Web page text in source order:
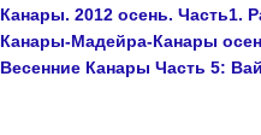
Канары. 2012 осень. Часть1.
Канары-Мадейра-Канары
Весенние Канары Часть 5: